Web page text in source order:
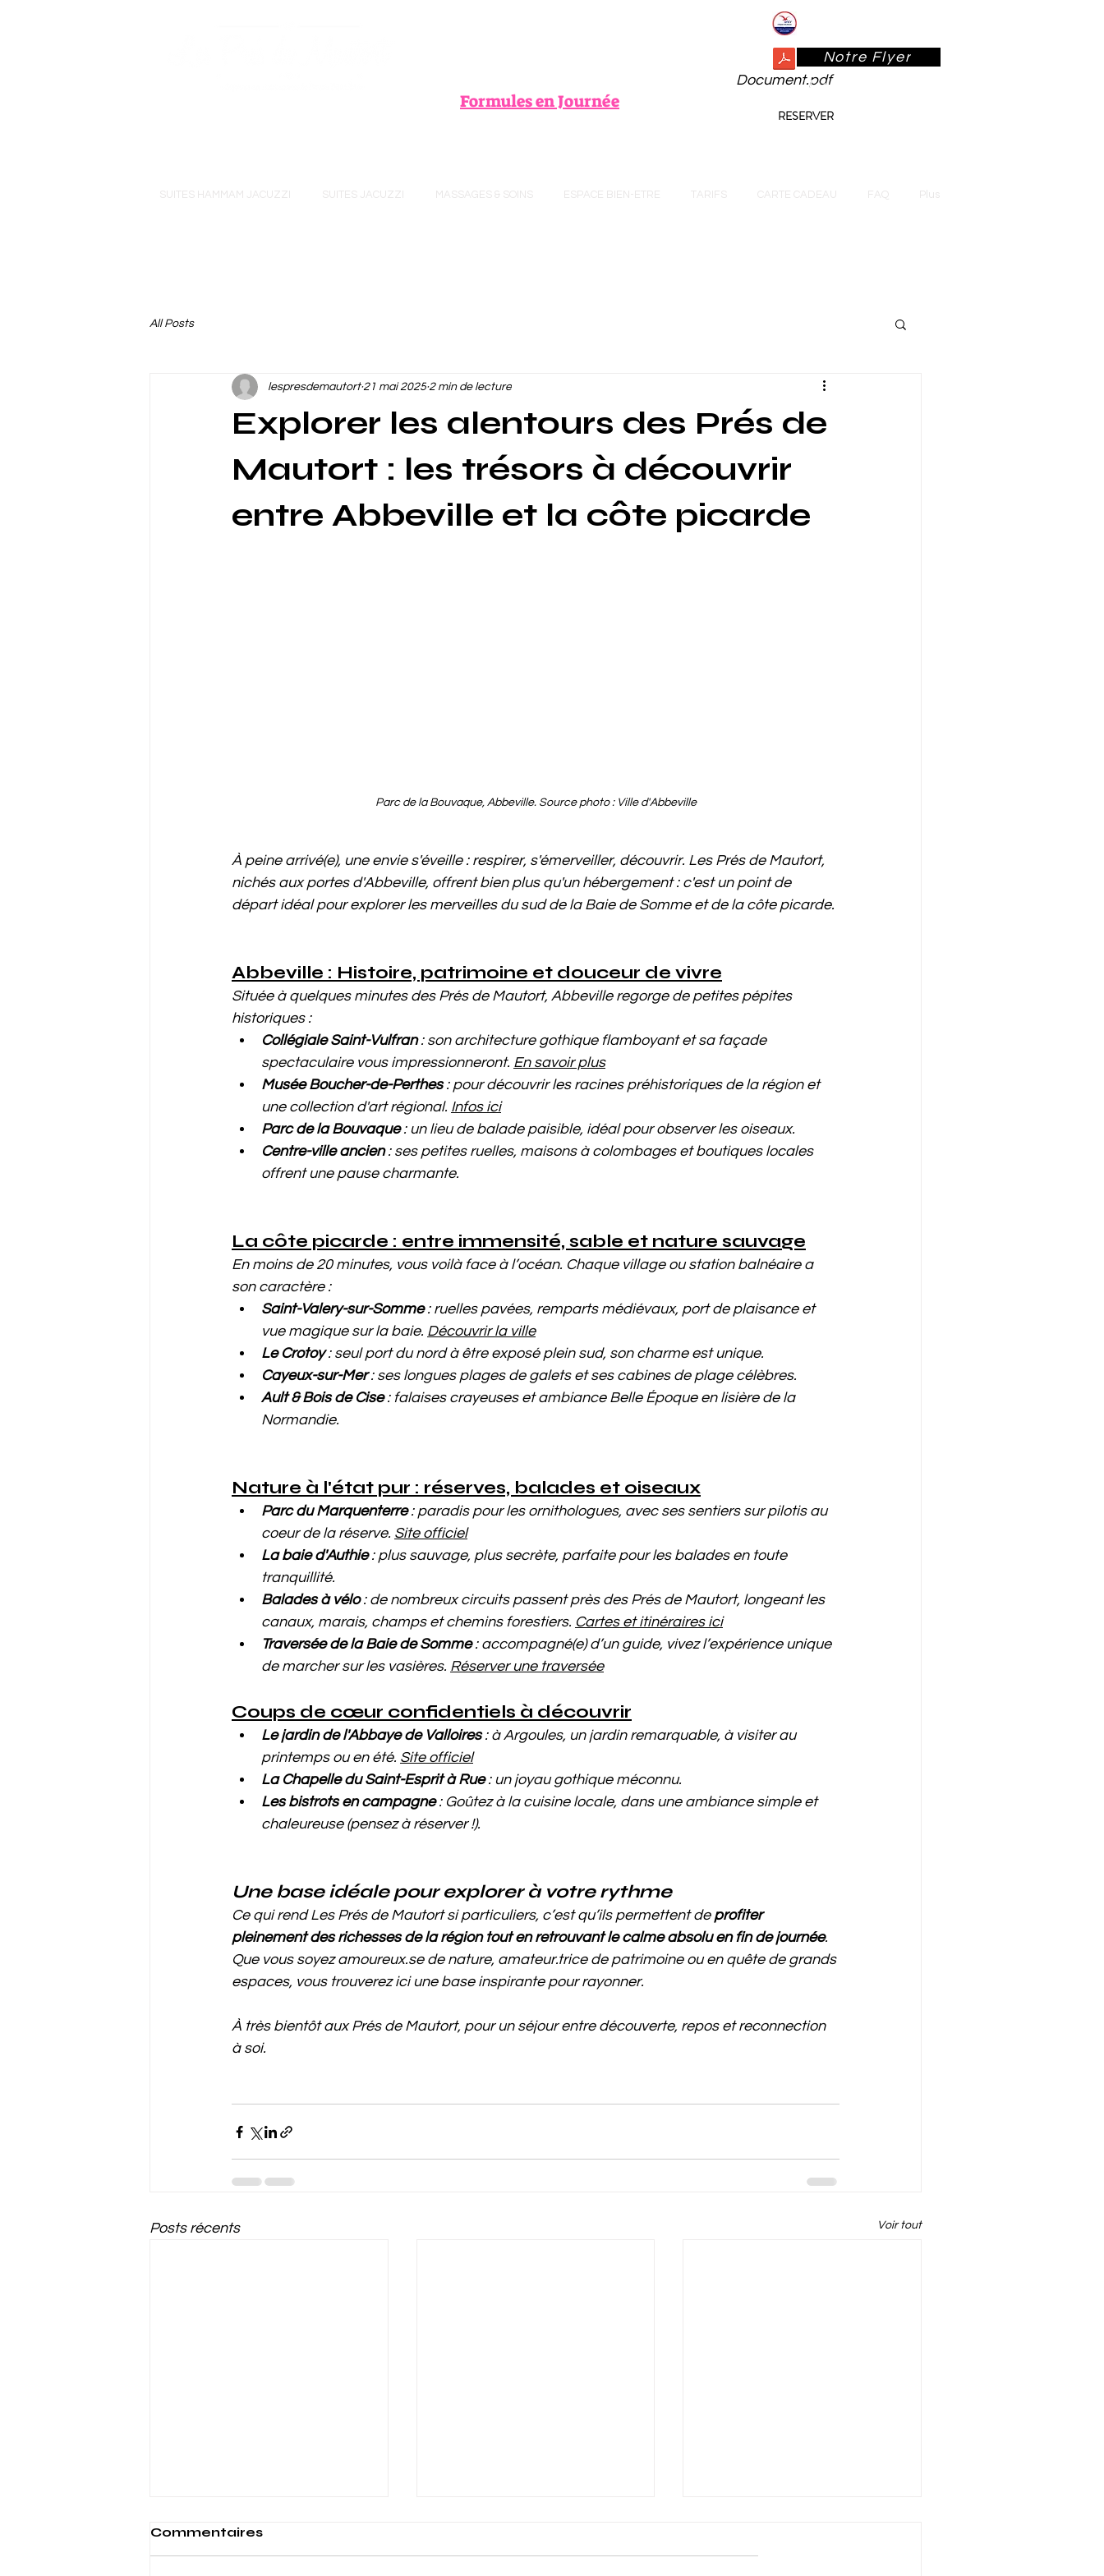
Notre Flyer
Document.pdf
RESERVER
Formules en Journée
Herbiers des Prés
SUITES HAMMAM JACUZZI SUITES JACUZZI MASSAGES & SOINS ESPACE BIEN-ETRE TARIFS CARTE CADEAU FAQ Plus
All Posts
Explorer les alentours des Prés de
Mautort : les trésors à découvrir
entre Abbeville et la côte picarde
lespresdemautort 21 mai 2025 2 min de lecture
Parc de la Bouvaque, Abbeville. Source photo : Ville d'Abbeville
À peine arrivé(e), une envie s'éveille : respirer, s'émerveiller, découvrir. Les Prés de Mautort,
nichés aux portes d'Abbeville, offrent bien plus qu'un hébergement : c'est un point de
départ idéal pour explorer les merveilles du sud de la Baie de Somme et de la côte picarde.
Abbeville : Histoire, patrimoine et douceur de vivre
Située à quelques minutes des Prés de Mautort, Abbeville regorge de petites pépites
historiques :
Collégiale Saint-Vulfran : son architecture gothique flamboyant et sa façade
spectaculaire vous impressionneront. En savoir plus
Musée Boucher-de-Perthes : pour découvrir les racines préhistoriques de la région et
une collection d'art régional. Infos ici
Parc de la Bouvaque : un lieu de balade paisible, idéal pour observer les oiseaux.
Centre-ville ancien : ses petites ruelles, maisons à colombages et boutiques locales
offrent une pause charmante.
La côte picarde : entre immensité, sable et nature sauvage
En moins de 20 minutes, vous voilà face à l’océan. Chaque village ou station balnéaire a
son caractère :
Saint-Valery-sur-Somme : ruelles pavées, remparts médiévaux, port de plaisance et
vue magique sur la baie. Découvrir la ville
Le Crotoy : seul port du nord à être exposé plein sud, son charme est unique.
Cayeux-sur-Mer : ses longues plages de galets et ses cabines de plage célèbres.
Ault & Bois de Cise : falaises crayeuses et ambiance Belle Époque en lisière de la
Normandie.
Nature à l'état pur : réserves, balades et oiseaux
Parc du Marquenterre : paradis pour les ornithologues, avec ses sentiers sur pilotis au
coeur de la réserve. Site officiel
La baie d'Authie : plus sauvage, plus secrète, parfaite pour les balades en toute
tranquillité.
Balades à vélo : de nombreux circuits passent près des Prés de Mautort, longeant les
canaux, marais, champs et chemins forestiers. Cartes et itinéraires ici
Traversée de la Baie de Somme : accompagné(e) d’un guide, vivez l’expérience unique
de marcher sur les vasières. Réserver une traversée
Coups de cœur confidentiels à découvrir
Le jardin de l'Abbaye de Valloires : à Argoules, un jardin remarquable, à visiter au
printemps ou en été. Site officiel
La Chapelle du Saint-Esprit à Rue : un joyau gothique méconnu.
Les bistrots en campagne : Goûtez à la cuisine locale, dans une ambiance simple et
chaleureuse (pensez à réserver !).
Une base idéale pour explorer à votre rythme
Ce qui rend Les Prés de Mautort si particuliers, c’est qu’ils permettent de profiter
pleinement des richesses de la région tout en retrouvant le calme absolu en fin de journée.
Que vous soyez amoureux.se de nature, amateur.trice de patrimoine ou en quête de grands
espaces, vous trouverez ici une base inspirante pour rayonner.
À très bientôt aux Prés de Mautort, pour un séjour entre découverte, repos et reconnection
à soi.
Posts récents Voir tout
Commentaires